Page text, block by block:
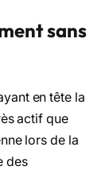
sans
en tête la
actif que
lors de la
des